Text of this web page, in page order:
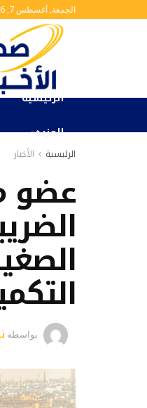
الجمعة, أغسطس 7, 2026
الرئيسية
المزيد
الرئيسية الأخبار
عضو
بواسطة